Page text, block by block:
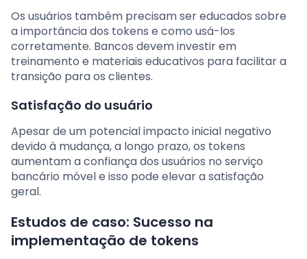
Os usuários também precisam ser educados sobre
a importância dos tokens e como usá-los
corretamente. Bancos devem investir em
treinamento e materiais educativos para facilitar a
transição para os clientes.
Satisfação do usuário
Apesar de um potencial impacto inicial negativo
devido à mudança, a longo prazo, os tokens
aumentam a confiança dos usuários no serviço
bancário móvel e isso pode elevar a satisfação
geral.
Estudos de caso: Sucesso na
implementação de tokens